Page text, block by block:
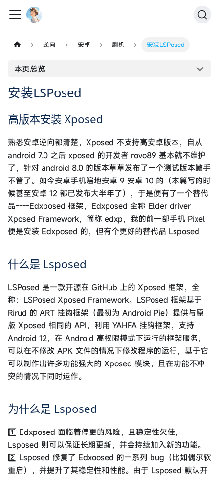
逆向 安卓 刷机 安装LSPosed
本页总览
安装LSPosed
高版本安装 Xposed
熟悉安卓逆向都清楚，Xposed 不支持高安卓版本，自从
android 7.0 之后 xposed 的开发者 rovo89 基本就不维护
了，针对 android 8.0 的版本草草发布了一个测试版本撒手
不管了。如今安卓手机遍地安卓 9 安卓 10 的（本篇写的时
候甚至安卓 12 都已发布大半年了），于是便有了一个替代
品----Edxposed 框架，Edxposed 全称 Elder driver
Xposed Framework，简称 edxp，我的前一部手机 Pixel
便是安装 Edxposed 的，但有个更好的替代品 Lsposed
什么是 Lsposed
LSPosed 是一款开源在 GitHub 上的 Xposed 框架，全
称：LSPosed Xposed Framework。LSPosed 框架基于
Rirud 的 ART 挂钩框架（最初为 Android Pie）提供与原
版 Xposed 相同的 API，利用 YAHFA 挂钩框架，支持
Android 12，在 Android 高权限模式下运行的框架服务，
可以在不修改 APK 文件的情况下修改程序的运行，基于它
可以制作出许多功能强大的 Xposed 模块，且在功能不冲
突的情况下同时运作。
为什么是 Lsposed
1️⃣ Edxposed 面临着停更的风险，且稳定性欠佳，
Lsposed 则可以保证长期更新，并会持续加入新的功能。
2️⃣ Lsposed 修复了 Edxoosed 的一系列 bug（比如偶尔软
重启），并提升了其稳定性和性能。由于 Lsposed 默认开